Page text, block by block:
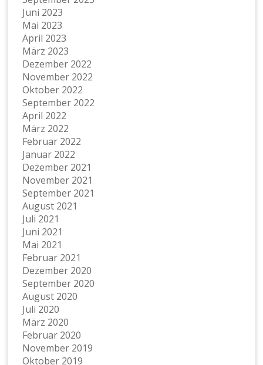
Juni 2023
Mai 2023
April 2023
März 2023
Dezember 2022
November 2022
Oktober 2022
September 2022
April 2022
März 2022
Februar 2022
Januar 2022
Dezember 2021
November 2021
September 2021
August 2021
Juli 2021
Juni 2021
Mai 2021
Februar 2021
Dezember 2020
September 2020
August 2020
Juli 2020
März 2020
Februar 2020
November 2019
Oktober 2019